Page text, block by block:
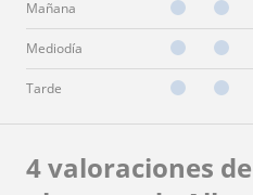
Mañana
Mediodía
Tarde
4 valoraciones